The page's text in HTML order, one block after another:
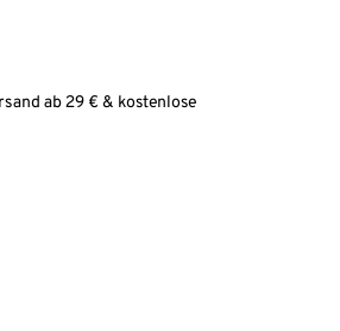
ab 29 € & kostenlose